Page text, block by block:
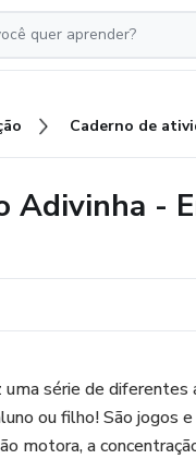
Adivinha -
uma série de
ou filho! São jogos
motora, a